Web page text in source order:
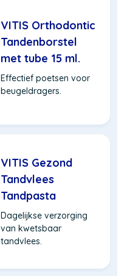
VITIS Orthodontic
Tandenborstel
met tube 15 ml.
Effectief poetsen voor
beugeldragers.
VITIS Gezond
Tandvlees
Tandpasta
Dagelijkse verzorging
van kwetsbaar
tandvlees.